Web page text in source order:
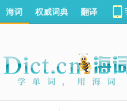
海词 权威词典 翻译